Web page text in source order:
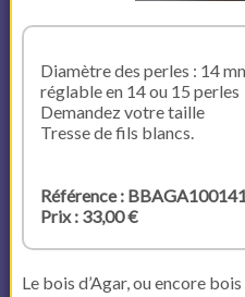
Diamètre des perles : 14
réglable en 14 ou 15 perles
Demandez votre taille
Tresse de fils blancs.
Référence :
Prix : 33,00 €
Le bois d’Agar, ou encore